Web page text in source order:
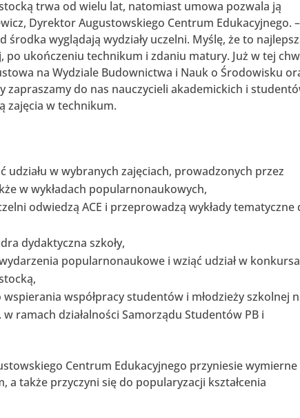
trwa od wielu lat, natomiast umowa pozwala ją
Dyrektor Augustowskiego Centrum Edukacyjnego. –
środka wyglądają wydziały uczelni. Myślę, że to
po ukończeniu technikum i zdaniu matury. Już w tej
na Wydziale Budownictwa i Nauk o Środowisku
do nas nauczycieli akademickich i
zajęcia w technikum.
udziału w wybranych zajęciach, prowadzonych przez
w wykładach popularnonaukowych,
odwiedzą ACE i przeprowadzą wykłady tematyczne
dydaktyczna szkoły,
popularnonaukowe i wziąć udział w
wspierania współpracy studentów i młodzieży szkolnej
ramach działalności Samorządu Studentów PB i
Centrum Edukacyjnego przyniesie wymierne
także przyczyni się do popularyzacji kształcenia